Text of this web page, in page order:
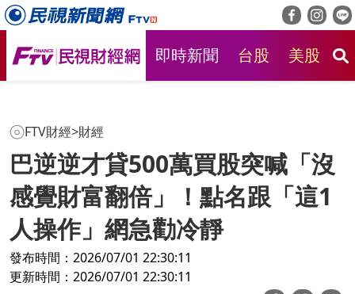
即時新聞 台股 美股
FTV財經>財經
巴逆逆才貸500萬買股突喊「沒
感覺財富翻倍」！點名跟「這1
人操作」網急勸冷靜
發布時間：2026/07/01 22:30:11
更新時間：2026/07/01 22:30:11